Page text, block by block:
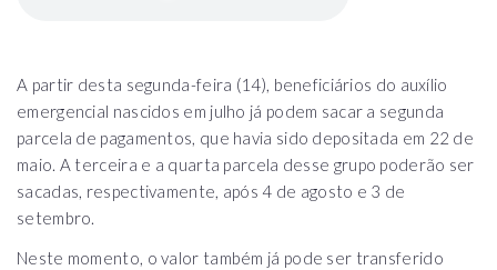
A partir desta segunda-feira (14), beneficiários do auxílio
emergencial nascidos em julho já podem sacar a segunda
parcela de pagamentos, que havia sido depositada em 22 de
maio. A terceira e a quarta parcela desse grupo poderão ser
sacadas, respectivamente, após 4 de agosto e 3 de
setembro.
Neste momento, o valor também já pode ser transferido